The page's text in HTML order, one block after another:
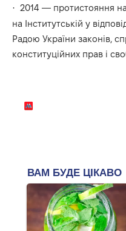
· 2014 — протистояння
на Інститутській у
Радою України законів,
конституційних прав і